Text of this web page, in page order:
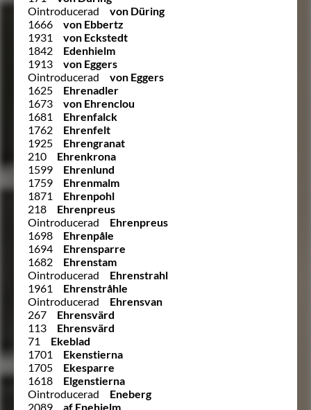
Ointroducerad
von Düring
1666
von Ebbertz
1931
von Eckstedt
1842
Edenhielm
1913
von Eggers
Ointroducerad
von Eggers
1625
Ehrenadler
1673
von Ehrenclou
1681
Ehrenfalck
1762
Ehrenfelt
1925
Ehrengranat
210
Ehrenkrona
1599
Ehrenlund
1759
Ehrenmalm
1871
Ehrenpohl
218
Ehrenpreus
Ointroducerad
Ehrenpreus
1698
Ehrenpåle
1694
Ehrensparre
1682
Ehrenstam
Ointroducerad
Ehrenstrahl
1961
Ehrenstråhle
Ointroducerad
Ehrensvan
267
Ehrensvärd
113
Ehrensvärd
71
Ekeblad
1701
Ekenstierna
1705
Ekesparre
1618
Elgenstierna
Ointroducerad
Eneberg
2089
af Enehielm